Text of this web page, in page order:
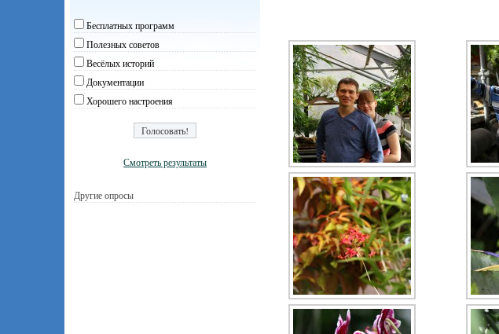
Бесплатных программ
Полезных советов
Весёлых историй
Документации
Хорошего настроения
Смотреть результаты
Другие опросы